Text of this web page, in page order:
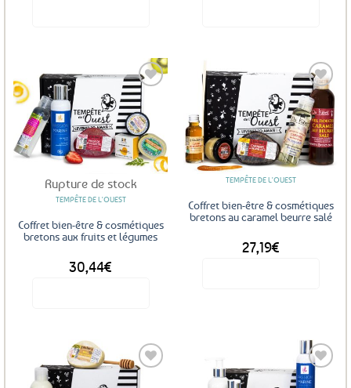
Ajouter
aux
favoris
Rupture de stock
TEMPÊTE DE L'OUEST
Coffret bien-être & cosmétiques
bretons aux fruits et légumes
30,44€
Ajouter
aux
favoris
TEMPÊTE DE L'OUEST
Coffret bien-être & cosmétiques
bretons au caramel beurre salé
27,19€